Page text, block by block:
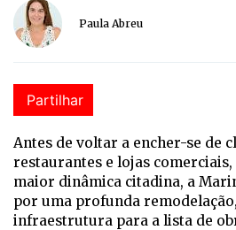
Paula Abreu
Partilhar
Antes de voltar a encher-se de
restaurantes e lojas comerciais,
maior dinâmica citadina, a
por uma profunda
infraestrutura para a lista de